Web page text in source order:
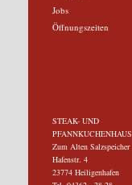
Jobs
Öffnungszeiten
STEAK- UND
PFANNKUCHENHAUS
Zum Alten Salzspeicher
Hafenstr. 4
23774 Heiligenhafen